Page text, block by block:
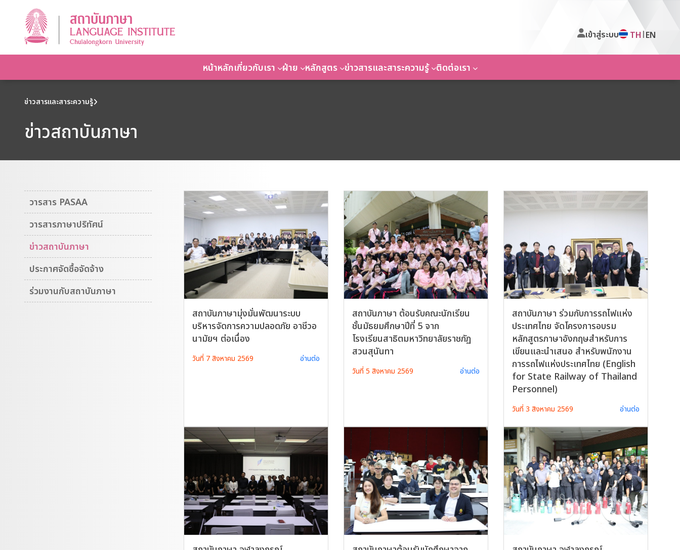
เข้าสู่ระบบ TH | EN
หน้าหลักเกี่ยวกับเรา ฝ่าย หลักสูตร ข่าวสารและสาระความรู้ ติดต่อเรา
ข่าวสารและสาระความรู้
ข่าวสถาบันภาษา
วารสาร PASAA
วารสารภาษาปริทัศน์
ข่าวสถาบันภาษา
ประกาศจัดซื้อจัดจ้าง
ร่วมงานกับสถาบันภาษา
สถาบันภาษามุ่งมั่นพัฒนาระบบ
บริหารจัดการความปลอดภัย อาชีวอ
นามัยฯ ต่อเนื่อง
วันที่ 7 สิงหาคม 2569 อ่านต่อ
สถาบันภาษา ต้อนรับคณะนักเรียน
ชั้นมัธยมศึกษาปีที่ 5 จาก
โรงเรียนสาธิตมหาวิทยาลัยราชภัฏ
สวนสุนันทา
วันที่ 5 สิงหาคม 2569 อ่านต่อ
สถาบันภาษา ร่วมกับการรถไฟแห่ง
ประเทศไทย จัดโครงการอบรม
หลักสูตรภาษาอังกฤษสำหรับการ
เขียนและนำเสนอ สำหรับพนักงาน
การรถไฟแห่งประเทศไทย (English
for State Railway of Thailand
Personnel)
วันที่ 3 สิงหาคม 2569 อ่านต่อ